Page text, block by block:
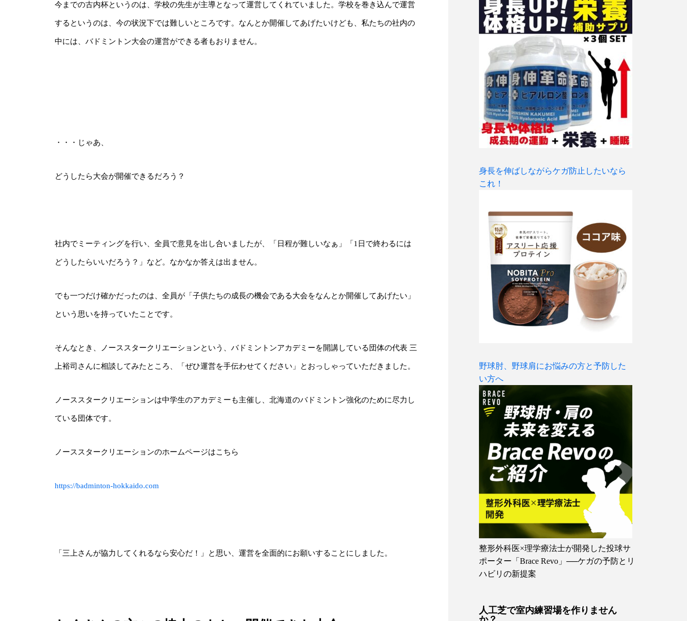
今までの古内杯というのは、学校の先生が主導となって運営してくれていました。学校を巻き込んで運営
するというのは、今の状況下では難しいところです。なんとか開催してあげたいけども、私たちの社内の
中には、バドミントン大会の運営ができる者もおりません。
・・・じゃあ、
どうしたら大会が開催できるだろう？
社内でミーティングを行い、全員で意見を出し合いましたが、「日程が難しいなぁ」「1日で終わるには
どうしたらいいだろう？」など。なかなか答えは出ません。
でも一つだけ確かだったのは、全員が「子供たちの成長の機会である大会をなんとか開催してあげたい」
という思いを持っていたことです。
そんなとき、ノーススタークリエーションという、バドミントンアカデミーを開講している団体の代表 三
上裕司さんに相談してみたところ、「ぜひ運営を手伝わせてください」とおっしゃっていただきました。
ノーススタークリエーションは中学生のアカデミーも主催し、北海道のバドミントン強化のために尽力し
ている団体です。
ノーススタークリエーションのホームページはこちら
https://badminton-hokkaido.com
「三上さんが協力してくれるなら安心だ！」と思い、運営を全面的にお願いすることにしました。
身長を伸ばしながらケガ防止したいなら
これ！
野球肘、野球肩にお悩みの方と予防した
い方へ
整形外科医×理学療法士が開発した投球サ
ポーター「Brace Revo」──ケガの予防とリ
ハビリの新提案
人工芝で室内練習場を作りません